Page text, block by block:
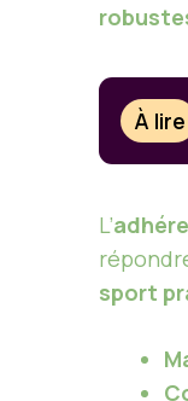
À lire
L’
sport